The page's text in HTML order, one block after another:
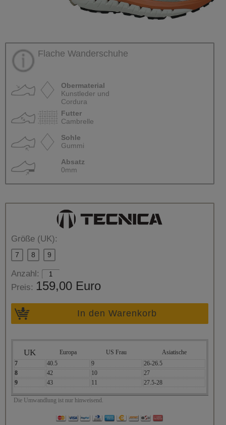
Flache Wanderschuhe
Obermaterial
Kunstleder und
Cordura
Futter
Cambrelle
Sohle
Gummi
Absatz
0mm
Größe (UK):
7 8 9
Anzahl:
Preis: 159,00 Euro
In den Warenkorb
UK Europa US Frau
Asiatische
7
40.5 9
26-26.5
8
42 10
27
9
43 11 27.5-28
Die Umwandlung ist nur hinweisend.